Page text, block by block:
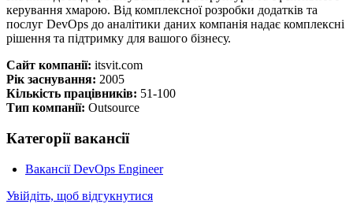
керування хмарою. Від комплексної розробки додатків та
послуг DevOps до аналітики даних компанія надає комплексні
рішення та підтримку для вашого бізнесу.
Сайт компанії: itsvit.com
Рік заснування: 2005
Кількість працівників: 51-100
Тип компанії: Outsource
Категорії вакансії
Вакансії DevOps Engineer
Увійдіть, щоб відгукнутися